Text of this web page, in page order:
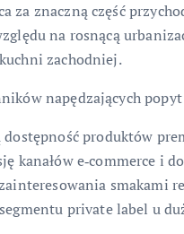
za znaczną część
na rosnącą
zachodniej.
napędzających
dostępność produktów
kanałów e‑commerce i
smakami
private label u